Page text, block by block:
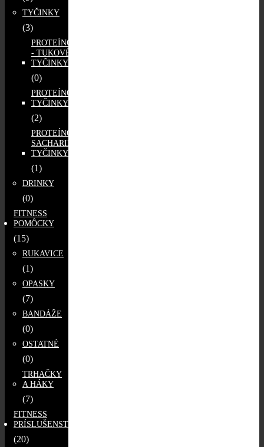
TYČINKY
(3)
PROTEÍNOVO
- TUKOVÉ
TYČINKY
(0)
PROTEÍNOVÉ
TYČINKY
(2)
PROTEÍNOVO -
SACHARIDOVÉ
TYČINKY
(1)
DRINKY
(0)
FITNESS
POMÔCKY
(15)
RUKAVICE
(1)
OPASKY
(7)
BANDÁŽE
(0)
OSTATNÉ
(0)
TRHAČKY
A HÁKY
(7)
FITNESS
PRÍSLUŠENSTVO
(20)